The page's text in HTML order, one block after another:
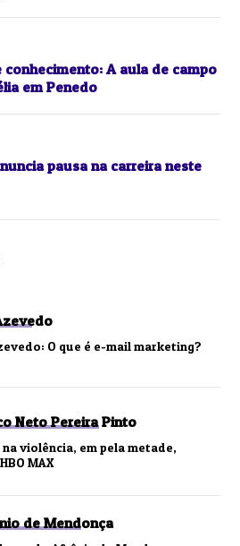
A aula de campo
em Penedo
pausa na carreira neste
O que é e-mail marketing?
Neto Pereira Pinto
na violência, em pela metade,
MAX
de Mendonça